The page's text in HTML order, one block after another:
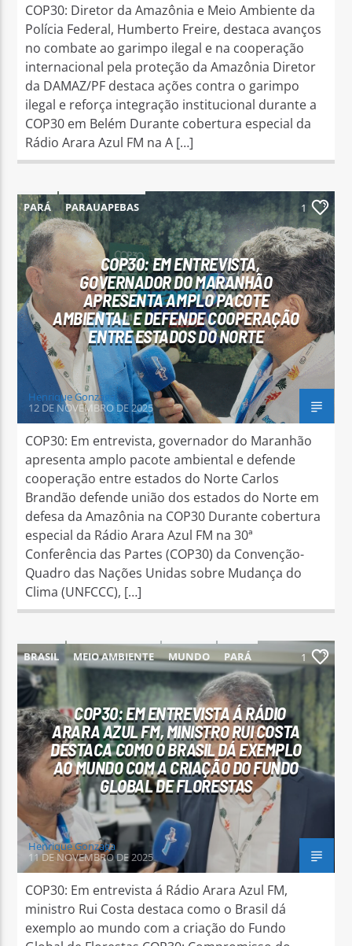
COP30: Diretor da Amazônia e Meio Ambiente da
Polícia Federal, Humberto Freire, destaca avanços
no combate ao garimpo ilegal e na cooperação
internacional pela proteção da Amazônia Diretor
da DAMAZ/PF destaca ações contra o garimpo
ilegal e reforça integração institucional durante a
COP30 em Belém Durante cobertura especial da
Rádio Arara Azul FM na A […]
PARÁ PARAUAPEBAS 1
COP30: EM ENTREVISTA,
GOVERNADOR DO MARANHÃO
APRESENTA AMPLO PACOTE
AMBIENTAL E DEFENDE COOPERAÇÃO
ENTRE ESTADOS DO NORTE
Henrique Gonzaga
12 DE NOVEMBRO DE 2025
COP30: Em entrevista, governador do Maranhão
apresenta amplo pacote ambiental e defende
cooperação entre estados do Norte Carlos
Brandão defende união dos estados do Norte em
defesa da Amazônia na COP30 Durante cobertura
especial da Rádio Arara Azul FM na 30ª
Conferência das Partes (COP30) da Convenção-
Quadro das Nações Unidas sobre Mudança do
Clima (UNFCCC), […]
BRASIL MEIO AMBIENTE MUNDO
PARÁ
PARAUAPEBAS
1
COP30: EM ENTREVISTA Á RÁDIO
ARARA AZUL FM, MINISTRO RUI COSTA
DESTACA COMO O BRASIL DÁ EXEMPLO
AO MUNDO COM A CRIAÇÃO DO FUNDO
GLOBAL DE FLORESTAS
Henrique Gonzaga
11 DE NOVEMBRO DE 2025
COP30: Em entrevista á Rádio Arara Azul FM,
ministro Rui Costa destaca como o Brasil dá
exemplo ao mundo com a criação do Fundo